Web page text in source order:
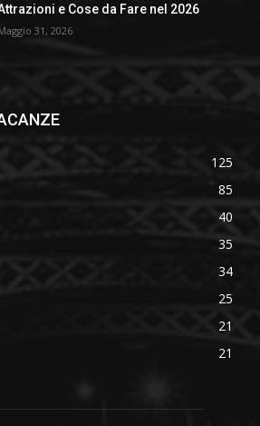
e Cose da Fare nel 2026
31, 2026
125
85
40
35
34
25
21
21